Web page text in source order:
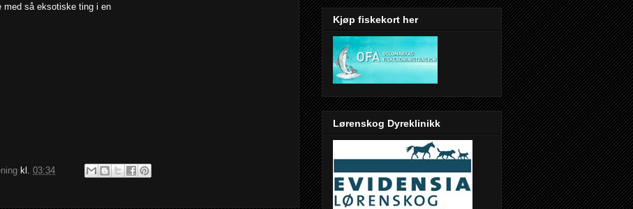
med så eksotiske ting i en
kl. 03:34
Kjøp fiskekort her
Lørenskog Dyreklinikk